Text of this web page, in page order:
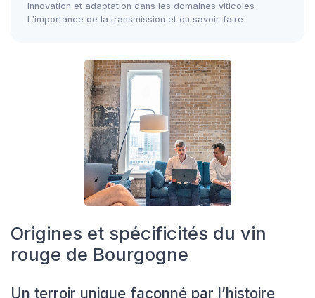
Innovation et adaptation dans les domaines viticoles
L'importance de la transmission et du savoir-faire
Origines et spécificités du vin
rouge de Bourgogne
Un terroir unique façonné par l’histoire